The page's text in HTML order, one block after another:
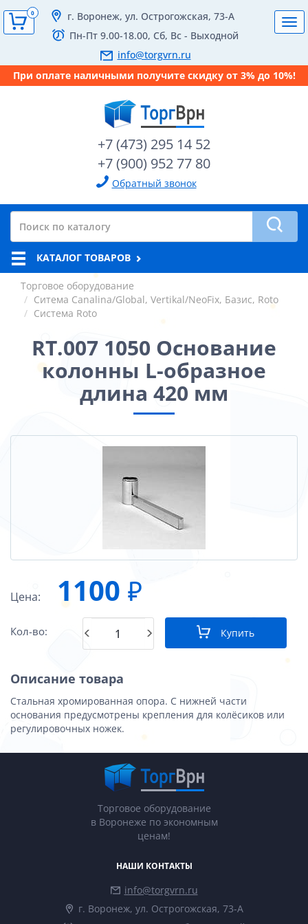
г. Воронеж, ул. Острогожская, 73-А
Пн-Пт 9.00-18.00, Сб, Вс - Выходной
info@torgvrn.ru
При оплате наличными получите скидку от 3% до 10%!
+7 (473) 295 14 52
+7 (900) 952 77 80
Обратный звонок
0
КАТАЛОГ ТОВАРОВ
Торговое оборудование
Ситема Canalina/Global, Vertikal/NeoFix, Базис, Roto
Система Roto
RT.007 1050 Основание
колонны L-образное
длина 420 мм
Цена: 1100 ₽
Кол-во: Купить
Описание товара
Стальная хромированная опора. С нижней части
основания предусмотрены крепления для колёсиков или
регулировочных ножек.
Торговое оборудование
в Воронеже по экономным
ценам!
НАШИ КОНТАКТЫ
info@torgvrn.ru
г. Воронеж, ул. Острогожская, 73-А